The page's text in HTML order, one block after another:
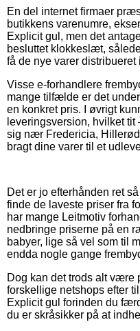
En del internet firmaer
butikkens varenumre,
Explicit gul, men det
besluttet klokkeslæt,
få de nye varer
Visse e-forhandlere
mange tilfælde er det
en konkret pris. I øvrigt
leveringsversion, hvilket
sig nær Fredericia,
bragt dine varer til et
Det er jo efterhånden ret
finde de laveste priser fra
har mange Leitmotiv
nedbringe priserne på en
babyer, lige så vel som til
endda nogle gange
Dog kan det trods alt være
forskellige netshops efter
Explicit gul forinden du
du er skråsikker på at